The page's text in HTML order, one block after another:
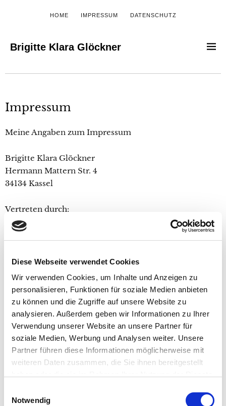
Diese Webseite verwendet Cookies
Wir verwenden Cookies, um Inhalte und Anzeigen zu
personalisieren, Funktionen für soziale Medien anbieten
zu können und die Zugriffe auf unsere Website zu
analysieren. Außerdem geben wir Informationen zu Ihrer
Verwendung unserer Website an unsere Partner für
soziale Medien, Werbung und Analysen weiter. Unsere
Partner führen diese Informationen möglicherweise mit
weiteren Daten zusammen, die Sie ihnen bereitgestellt
Notwendig
HOME IMPRESSUM DATENSCHUTZ
Brigitte Klara Glöckner
Impressum
Meine Angaben zum Impressum
Brigitte Klara Glöckner
Hermann Mattern Str. 4
34134 Kassel
Vertreten durch:
Brigitte Klara Glöckner
Telefon: 0561-8168254
E-Mail: gloeckner.brigitte@t-online.de
Die Website wurde programmiert von Marketa Ersoy,
www.gaensehaut.org
Inhaltlich Verantwortlicher gemäß § 10 Absatz 3 MDStV:
Brigitte Glöckner (Anschrift wie oben)
Haftungshinweis: Trotz sorgfältiger inhaltlicher
externer Links. Für den Inhalt der verlinkten Seiten